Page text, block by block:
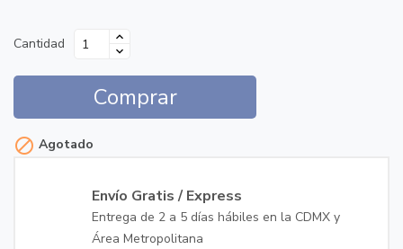
Cantidad
Comprar
 Agotado
Envío Gratis / Express
Entrega de 2 a 5 días hábiles en la CDMX y
Área Metropolitana